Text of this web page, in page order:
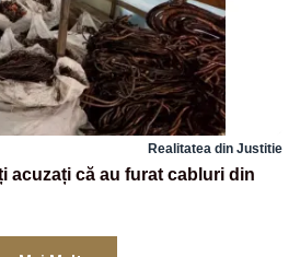
Realitatea din Justitie
acuzați că au furat cabluri din